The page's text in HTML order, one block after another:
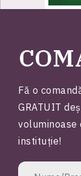
Fă o
GRATUIT
voluminoase
instituție!